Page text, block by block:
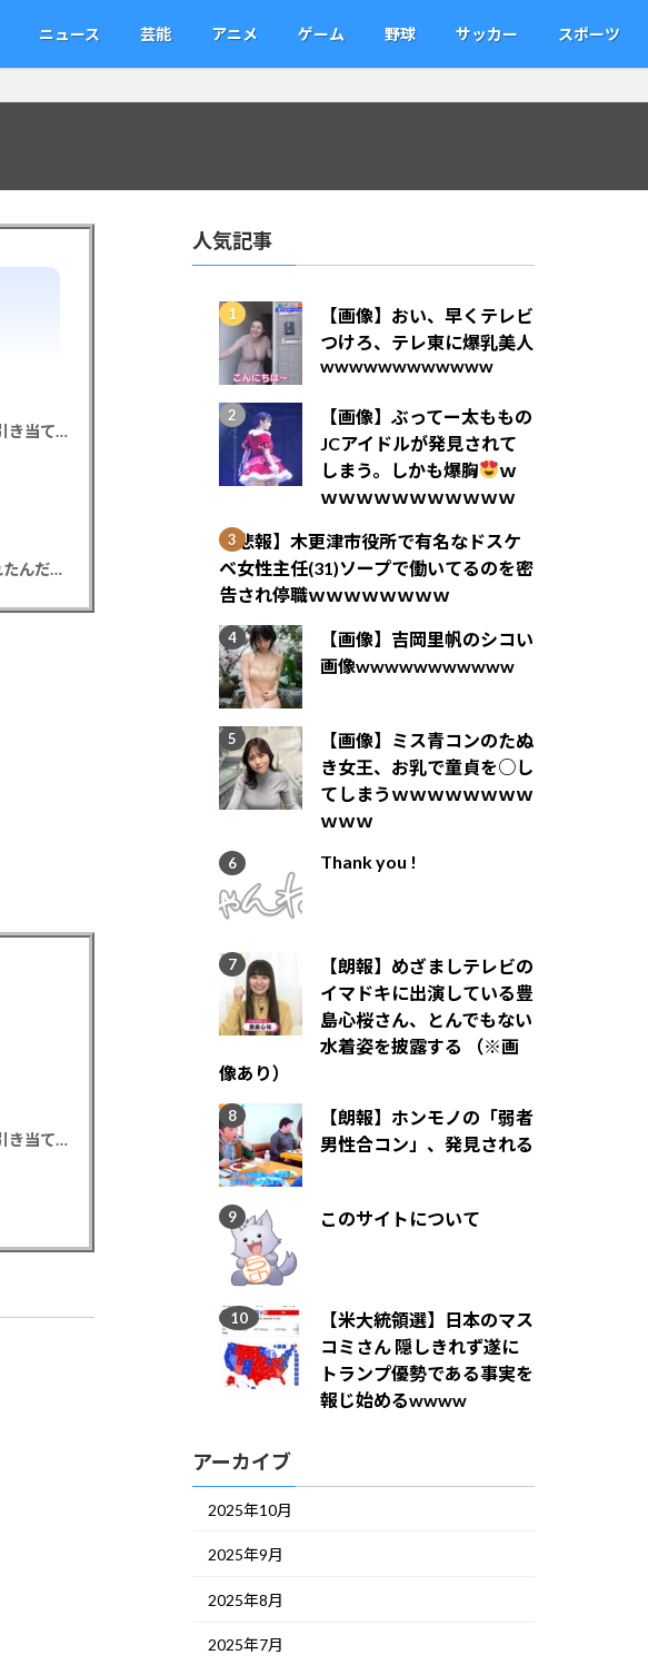
ニュース 芸能 アニメ ゲーム 野球 サッカー スポーツ
カープドラ1平川蓮！187cmのスイッチヒッター！立石正広を外し2度目の重複も新井監督がクジを引き当てる！【ドラフト会議2025】
【悲報】彼女「ごめん！俺くんの貯金、情報商材に使っちゃった」→…問い詰めたらギャン泣きされたんだが俺が悪いのか？
カープドラ1平川蓮！187cmのスイッチヒッター！立石正広を外し2度目の重複も新井監督がクジを引き当てる！【ドラフト会議2025】
人気記事
【画像】おい、早くテレビ
つけろ、テレ東に爆乳美人
wwwwwwwwwwww
【画像】ぶってー太ももの
JCアイドルが発見されて
しまう。しかも爆胸
ｗ
ｗｗｗｗｗｗｗｗｗｗｗ
【悲報】木更津市役所で有名なドスケ
ベ女性主任(31)ソープで働いてるのを密
告され停職ｗｗｗｗｗｗｗｗ
【画像】吉岡里帆のシコい
画像wwwwwwwwwww
【画像】ミス青コンのたぬ
き女王、お乳で童貞を○し
てしまうｗｗｗｗｗｗｗｗ
ｗｗｗ
Thank you !
【朗報】めざましテレビの
イマドキに出演している豊
島心桜さん、とんでもない
水着姿を披露する （※画
像あり）
【朗報】ホンモノの「弱者
男性合コン」、発見される
このサイトについて
【米大統領選】日本のマス
コミさん 隠しきれず遂に
トランプ優勢である事実を
報じ始めるwwww
アーカイブ
2025年10月
2025年9月
2025年8月
2025年7月